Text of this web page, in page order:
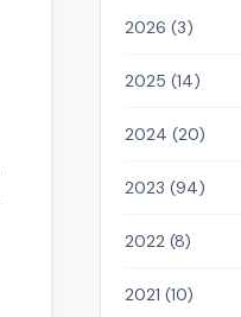
2026 (3)
2025 (14)
2024 (20)
2023 (94)
2022 (8)
2021 (10)